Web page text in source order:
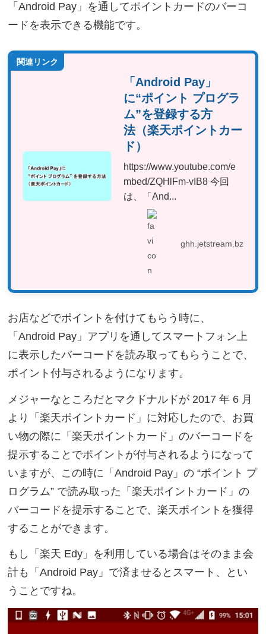
「Android Pay」を通してポイントカードのバーコ
ードを表示できる機能です。
関連リンク
「Android Pay」
に“ポイント プログラ
ム”を登録する方
法 （楽天ポイントカー
ド）
https://www.youtube.com/e
mbed/ZQHlFm-vIB8 今回
は、「And...
ghh.jetstream.bz
お店などでポイントを付けてもらう時に、
「Android Pay」アプリを通してスマートフォン上
に表示したバーコードを読み取ってもらうことで、
ポイント付与されるようになります。
メジャーなところだとマクドナルドが 2017 年 6 月
より「楽天ポイントカード」に対応したので、お買
い物の際に「楽天ポイントカード」のバーコードを
提示することでポイントが付与されるようになって
いますが、この時に「Android Pay」の “ポイント プ
ログラム” で読み取った「楽天ポイントカード」の
バーコードを提示することで、楽天ポイントを獲得
することができます。
もし「楽天 Edy」を利用している場合はそのまま会
計も「Android Pay」で済ませるとスマート、とい
うことですね。